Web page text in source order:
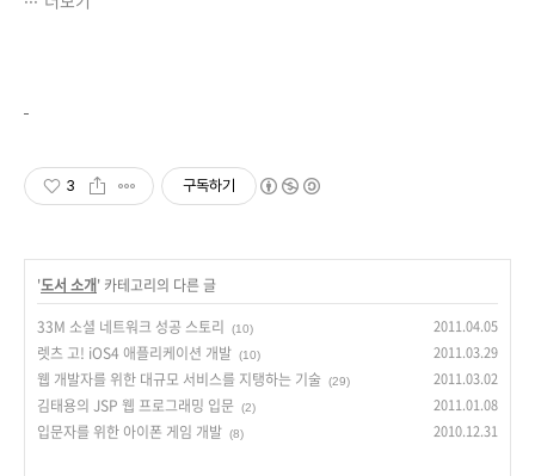
3 구독하기
'도서 소개' 카테고리의 다른 글
33M 소셜 네트워크 성공 스토리
(10) 2011.04.05
렛츠 고! iOS4 애플리케이션 개발 (10) 2011.03.29
웹 개발자를 위한 대규모 서비스를 지탱하는 기술 (29) 2011.03.02
김태용의 JSP 웹 프로그래밍 입문 (2) 2011.01.08
입문자를 위한 아이폰 게임 개발 (8) 2010.12.31